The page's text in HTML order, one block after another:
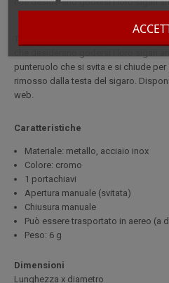
punteruolo che si svita e si chiude
rimosso dalla testa del sigaro.
web.
Caratteristiche
Materiale: metallo, acciaio inox
Colore: cromo
1 portachiavi
Apertura manuale (svitata)
Chiusura manuale
Può essere trasportato in aereo (a
Peso: 6 g
Dimensioni
Lunghezza x diametro